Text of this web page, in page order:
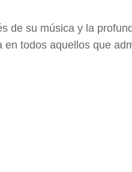
de su música y la
todos aquellos que